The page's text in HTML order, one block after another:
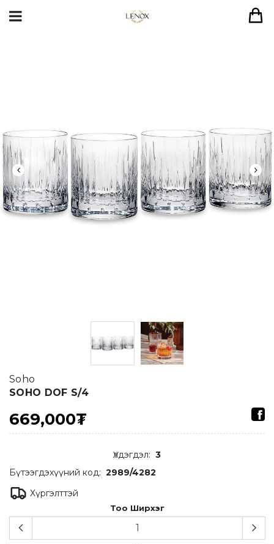
Soho
SOHO DOF S/4
669,000₮
Үлдэгдэл: 3
Бүтээгдэхүүний код: 2989/4282
Хүргэлттэй
Тоо Ширхэг